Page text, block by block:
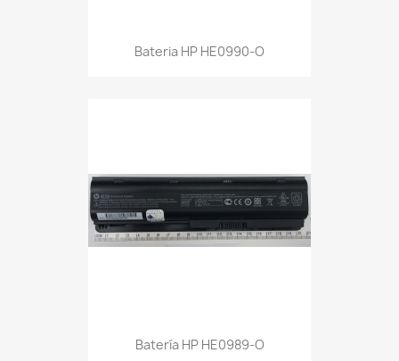
Bateria HP HE0990-O
Batería HP HE0989-O